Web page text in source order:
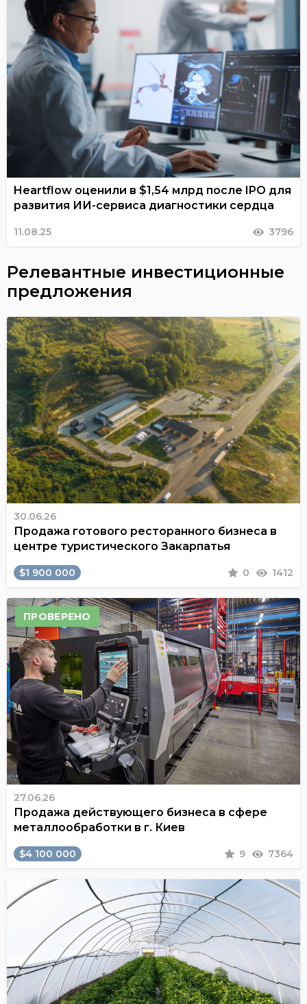
Heartflow оценили в $1,54 млрд после IPO для
развития ИИ-сервиса диагностики сердца
11.08.25 3796
Релевантные инвестиционные
предложения
30.06.26
Продажа готового ресторанного бизнеса в
центре туристического Закарпатья
$1 900 000 0 1412
ПРОВЕРЕНО
27.06.26
Продажа действующего бизнеса в сфере
металлообработки в г. Киев
$4 100 000 9 7364